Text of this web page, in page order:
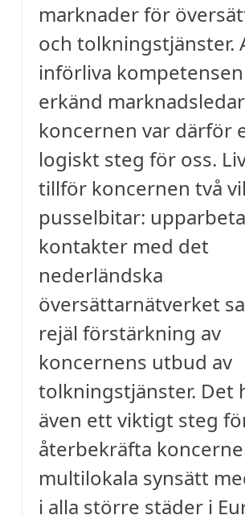
Alla branscher
marknader för
och tolkningstjänster.
införliva
erkänd
koncernen var därför
logiskt steg för oss.
tillför koncernen två
pusselbitar:
kontakter med det
nederländska
översättarnätverket
rejäl förstärkning av
koncernens utbud av
tolkningstjänster. Det
även ett viktigt steg
återbekräfta
multilokala synsätt
i alla större städer i